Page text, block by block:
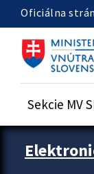
Preskocit na hlavný
Oficiálna
Sekcie MV
Zastavit